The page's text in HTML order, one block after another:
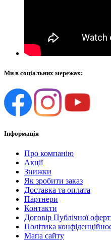
Ми в соціальних мережах:
Інформація
Про компанію
Акції
Знижки
Як зробити заказ
Доставка та оплата
Партнери
Контакти
Договір Публічної
Політика
Мапа сайту